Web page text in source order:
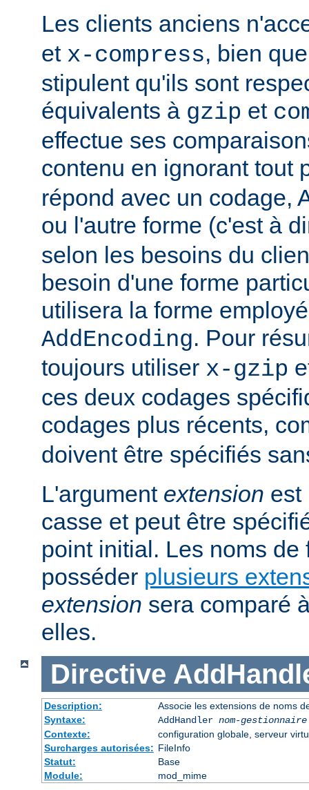
Les clients anciens
et x-compress, bien
stipulent qu'ils sont
équivalents à gzip et
effectue ses
contenu en ignorant tout
répond avec un codage,
ou l'autre forme (c'est à
selon les besoins du
besoin d'une forme
utilisera la forme
AddEncoding. Pour
toujours utiliser x-gzip
ces deux codages
codages plus récents,
doivent être spécifiés
L'argument extension est
casse et peut être
point initial. Les noms de
posséder plusieurs
extension sera comparé
elles.
Directive
Description:
Associe les extensions de noms
Syntaxe:
AddHandler nom-gestionnaire
Contexte:
configuration globale, serveur
Surcharges autorisées: FileInfo
Statut:
Base
Module:
mod_mime